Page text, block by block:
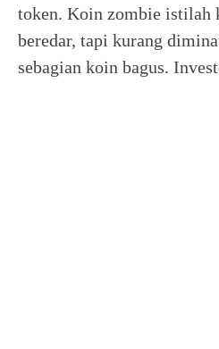
token. Koin zombie istilah
beredar, tapi kurang
sebagian koin bagus.